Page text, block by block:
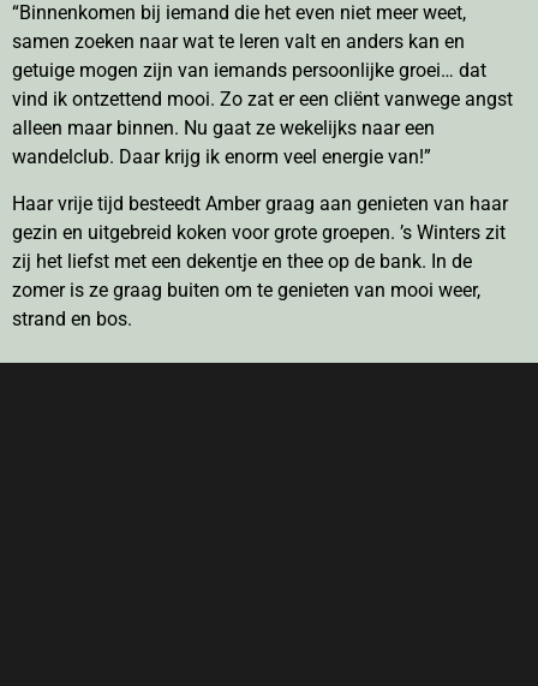
“Binnenkomen bij iemand die het even niet meer weet,
samen zoeken naar wat te leren valt en anders kan en
getuige mogen zijn van iemands persoonlijke groei… dat
vind ik ontzettend mooi. Zo zat er een cliënt vanwege angst
alleen maar binnen. Nu gaat ze wekelijks naar een
wandelclub. Daar krijg ik enorm veel energie van!”
Haar vrije tijd besteedt Amber graag aan genieten van haar
gezin en uitgebreid koken voor grote groepen. ’s Winters zit
zij het liefst met een dekentje en thee op de bank. In de
zomer is ze graag buiten om te genieten van mooi weer,
strand en bos.